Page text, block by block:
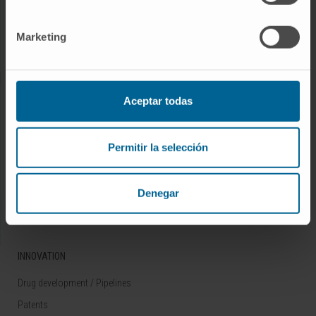
Marketing
Aceptar todas
Permitir la selección
Denegar
Our Researchers
Technology platforms
INNOVATION
Drug development / Pipelines
Patents